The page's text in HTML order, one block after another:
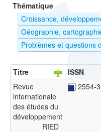
?
Thématique
Croissance,
Géographie,
Problèmes et questions
Titre ISSN
Revue
internationale
des études du
développement
RIED
2554-